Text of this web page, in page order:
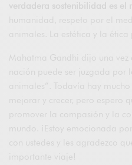
verdadera sostenibilidad es el
humanidad, respeto por el
animales. La estética y la ética
Mahatma Gandhi dijo una vez
nación puede ser juzgada por
animales”. Todavía hay
mejorar y crecer, pero espero
promover la compasión y la
mundo. ¡Estoy emocionada
con ustedes y les agradezco